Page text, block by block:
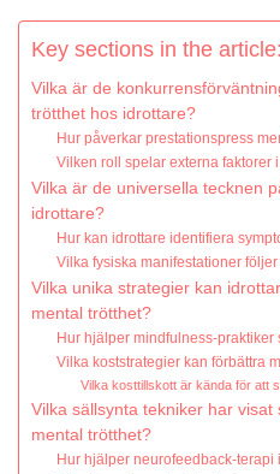
Key sections in the article:
Vilka är de
trötthet hos idrottare?
Hur påverkar prestationspress
Vilken roll spelar externa faktorer
Vilka är de universella tecknen
idrottare?
Hur kan idrottare identifiera
Vilka fysiska manifestationer
Vilka unika strategier kan
mental trötthet?
Hur hjälper mindfulness-
Vilka koststrategier kan förbättra
Vilka kosttillskott är kända för att
Vilka sällsynta tekniker har
mental trötthet?
Hur hjälper neurofeedback-